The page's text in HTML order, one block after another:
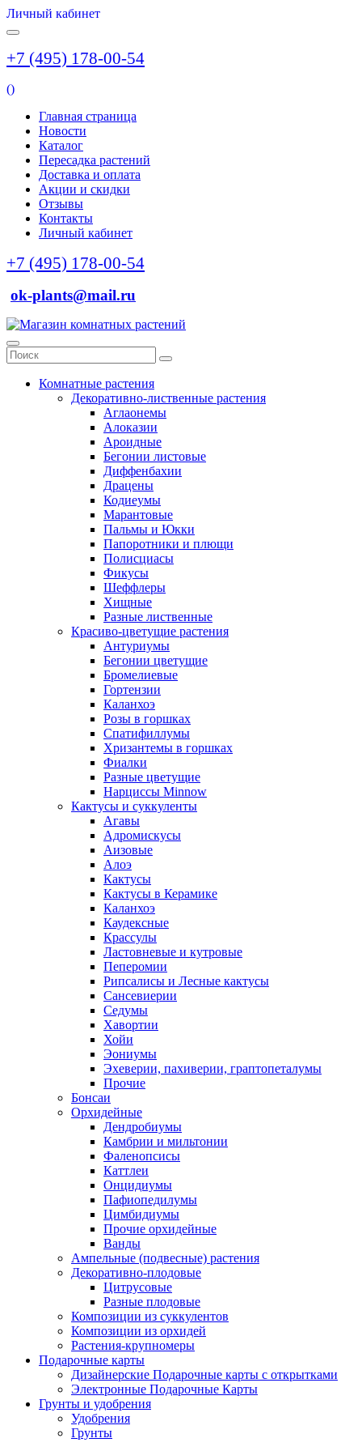
Личный кабинет
+7 (495) 178-00-54
()
Главная страница
Новости
Каталог
Пересадка растений
Доставка и оплата
Акции и скидки
Отзывы
Контакты
Личный кабинет
+7 (495) 178-00-54
ok-plants@mail.ru
Комнатные растения
Декоративно-лиственные растения
Аглаонемы
Алоказии
Ароидные
Бегонии листовые
Диффенбахии
Драцены
Кодиеумы
Марантовые
Пальмы и Юкки
Папоротники и плющи
Полисциасы
Фикусы
Шеффлеры
Хищные
Разные лиственные
Красиво-цветущие растения
Антуриумы
Бегонии цветущие
Бромелиевые
Гортензии
Каланхоэ
Розы в горшках
Спатифиллумы
Хризантемы в горшках
Фиалки
Разные цветущие
Нарциссы Minnow
Кактусы и суккуленты
Агавы
Адромискусы
Аизовые
Алоэ
Кактусы
Кактусы в Керамике
Каланхоэ
Каудексные
Крассулы
Ластовневые и кутровые
Пеперомии
Рипсалисы и Лесные кактусы
Сансевиерии
Седумы
Хавортии
Хойи
Эониумы
Эхеверии, пахиверии, граптопеталумы
Прочие
Бонсаи
Орхидейные
Дендробиумы
Камбрии и мильтонии
Фаленопсисы
Каттлеи
Онцидиумы
Пафиопедилумы
Цимбидиумы
Прочие орхидейные
Ванды
Ампельные (подвесные) растения
Декоративно-плодовые
Цитрусовые
Разные плодовые
Композиции из суккулентов
Композиции из орхидей
Растения-крупномеры
Подарочные карты
Дизайнерские Подарочные карты с открытками
Электронные Подарочные Карты
Грунты и удобрения
Удобрения
Грунты